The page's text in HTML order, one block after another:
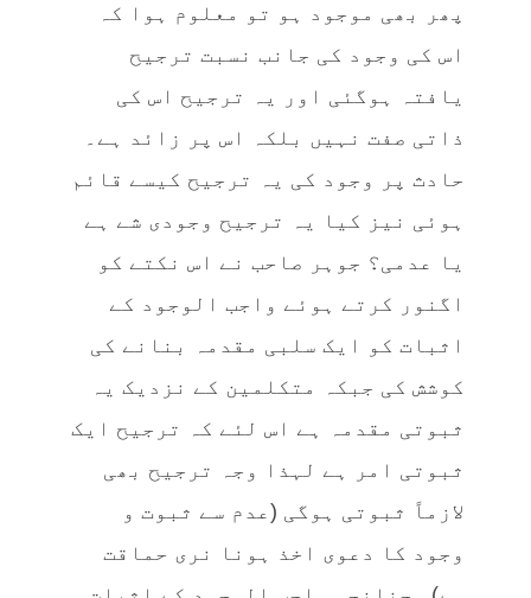
پھر بھی موجود ہو تو معلوم ہوا کہ
اس کی وجود کی جانب نسبت ترجیح
یافتہ ہوگئی اور یہ ترجیح اس کی
ذاتی صفت نہیں بلکہ اس پر زائد ہے۔
حادث پر وجود کی یہ ترجیح کیسے قائم
ہوئی نیز کیا یہ ترجیح وجودی شے ہے
یا عدمی؟ جوہر صاحب نے اس نکتے کو
اگنور کرتے ہوئے واجب الوجود کے
اثبات کو ایک سلبی مقدمہ بنانے کی
کوشش کی جبکہ متکلمین کے نزدیک یہ
ثبوتی مقدمہ ہے اس لئے کہ ترجیح ایک
ثبوتی امر ہے لہذا وجہ ترجیح بھی
لازماً ثبوتی ہوگی (عدم سے ثبوت و
وجود کا دعوی اخذ ہونا نری حماقت